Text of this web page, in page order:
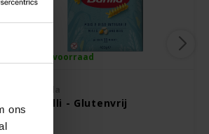
ons
Op voorraad
Fusilli - Glutenvrij